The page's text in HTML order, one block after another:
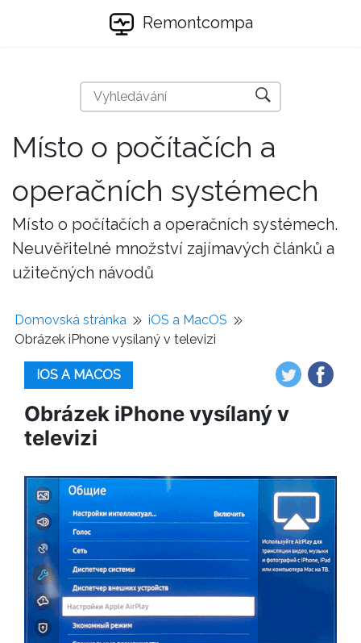
Remontcompa
Místo o počítačích a
operačních systémech
Místo o počítačích a operačních systémech.
Neuvěřitelné množství zajímavých článků a
užitečných návodů
Domovská stránka
iOS a MacOS
Obrázek iPhone vysílaný v televizi
IOS A MACOS
Obrázek iPhone vysílaný v
televizi